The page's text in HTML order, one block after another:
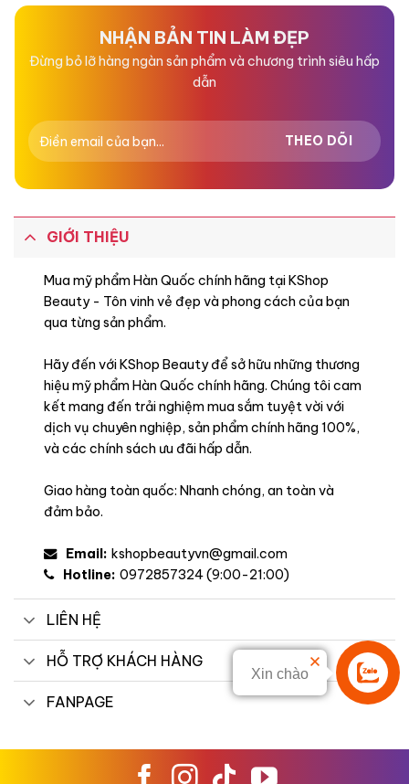
Liên hệ
Xin chào
NHẬN BẢN TIN LÀM ĐẸP
Đừng bỏ lỡ hàng ngàn sản phẩm và chương trình siêu hấp
dẫn
GIỚI THIỆU
Mua mỹ phẩm Hàn Quốc chính hãng tại KShop
Beauty - Tôn vinh vẻ đẹp và phong cách của bạn
qua từng sản phẩm.
Hãy đến với KShop Beauty để sở hữu những thương
hiệu mỹ phẩm Hàn Quốc chính hãng. Chúng tôi cam
kết mang đến trải nghiệm mua sắm tuyệt vời với
dịch vụ chuyên nghiệp, sản phẩm chính hãng 100%,
và các chính sách ưu đãi hấp dẫn.
Giao hàng toàn quốc: Nhanh chóng, an toàn và
đảm bảo.
Email: kshopbeautyvn@gmail.com
Hotline: 0972857324 (9:00-21:00)
LIÊN HỆ
HỖ TRỢ KHÁCH HÀNG
FANPAGE